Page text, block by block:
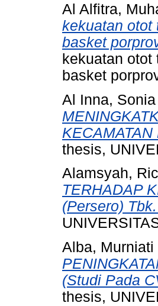
Al Alfitra,
kekuatan otot
basket
kekuatan otot
basket
Al Inna, Sonia
thesis,
Alamsyah,
TERHADAP
(Persero)
Alba, Murniati
(Studi Pada
thesis,